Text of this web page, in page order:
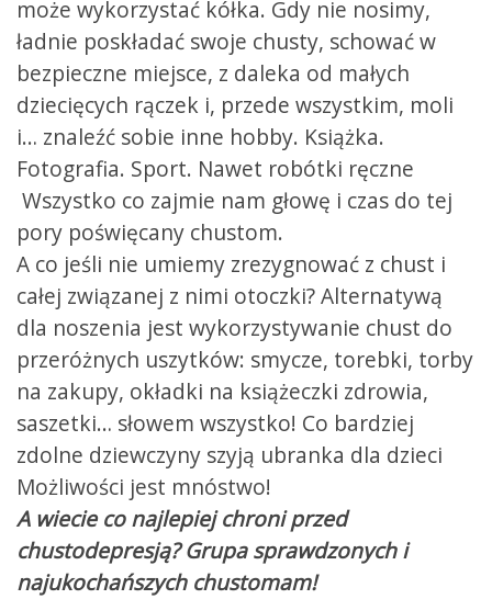
może wykorzystać kółka. Gdy nie nosimy,
ładnie poskładać swoje chusty, schować w
bezpieczne miejsce, z daleka od małych
dziecięcych rączek i, przede wszystkim, moli
i… znaleźć sobie inne hobby. Książka.
Fotografia. Sport. Nawet robótki ręczne
Wszystko co zajmie nam głowę i czas do tej
pory poświęcany chustom.
A co jeśli nie umiemy zrezygnować z chust i
całej związanej z nimi otoczki? Alternatywą
dla noszenia jest wykorzystywanie chust do
przeróżnych uszytków: smycze, torebki, torby
na zakupy, okładki na książeczki zdrowia,
saszetki… słowem wszystko! Co bardziej
zdolne dziewczyny szyją ubranka dla dzieci
Możliwości jest mnóstwo!
A wiecie co najlepiej chroni przed
chustodepresją? Grupa sprawdzonych i
najukochańszych chustomam!